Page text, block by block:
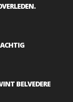
BELVEDERE